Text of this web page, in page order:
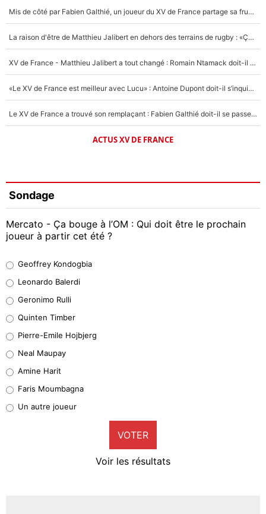
Mis de côté par Fabien Galthié, un joueur du XV de France partage sa frustration : «ils ne me l’ont pas dit tout de suite»
La raison d'être de Matthieu Jalibert en dehors des terrains de rugby : «Ça m'atteint autant que si tu touches à un membre de ma famille»
XV de France - Matthieu Jalibert a tout changé : Romain Ntamack doit-il s’inquiéter pour sa place à un an de la Coupe du monde ?
«Le XV de France est meilleur avec Lucu» : Antoine Dupont doit-il s’inquiéter pour sa place ?
Le XV de France a trouvé son remplaçant : Fabien Galthié doit-il se passer d'Antoine Dupont ?
ACTUS XV DE FRANCE
Sondage
Mercato - Ça bouge à l’OM : Qui doit être le prochain
joueur à partir cet été ?
38%
32%
5%
1%
9%
Geoffrey Kondogbia
Leonardo Balerdi
Geronimo Rulli
Quinten Timber
Pierre-Emile Hojbjerg
Neal Maupay
Amine Harit
Faris Moumbagna
Un autre joueur
VOTER
Voir les résultats